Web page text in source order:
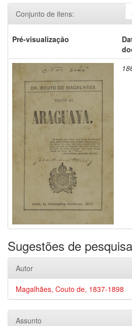
Conjunto de itens:
Pré-visualização
Sugestões de pesquisa
Autor
Magalhães, Couto de, 1837-1898
Assunto